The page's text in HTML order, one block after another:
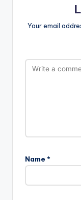
Your email
Name *